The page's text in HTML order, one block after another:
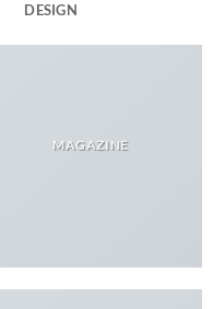
DESIGN
MAGAZINE